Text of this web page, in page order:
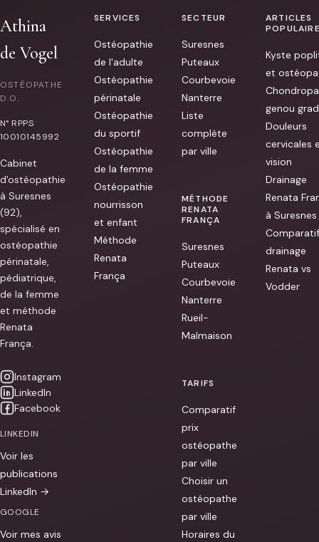
Professionnelle
l'écoute
bienveillante.
Merci
Athina
de Vogel
OSTÉOPATHE
D.O.
N° RPPS
10010145992
Cabinet
d'ostéopathie
à Suresnes
(92),
spécialisé en
ostéopathie
périnatale,
pédiatrique,
de la femme
et méthode
Renata
França.
Instagram
LinkedIn
Facebook
LINKEDIN
Voir les
publications
LinkedIn →
GOOGLE
Voir mes avis
SERVICES
Ostéopathie
de l'adulte
Ostéopathie
périnatale
Ostéopathie
du sportif
Ostéopathie
de la femme
Ostéopathie
nourrisson
et enfant
Méthode
Renata
França
SECTEUR
Suresnes
Puteaux
Courbevoie
Nanterre
Liste
complète
par ville
MÉTHODE
RENATA
FRANÇA
Suresnes
Puteaux
Courbevoie
Nanterre
Rueil-
Malmaison
TARIFS
Comparatif
prix
ostéopathe
par ville
Choisir un
ostéopathe
par ville
Horaires du
ARTICLES
Kyste
et
genou
Douleurs
cervicales
vision
Drainage
Renata
à Suresnes
Comparatif
drainage
Renata vs
Vodder